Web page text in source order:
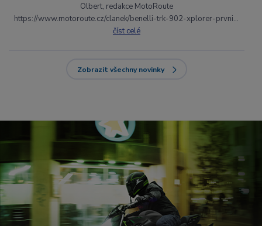
Olbert, redakce MotoRoute
https://www.motoroute.cz/clanek/benelli-trk-902-xplorer-prvni...
číst celé
Zobrazit všechny novinky